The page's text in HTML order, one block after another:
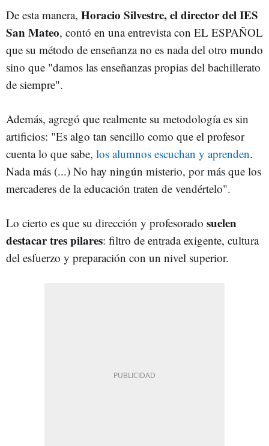
De esta manera, Horacio Silvestre, el director del IES
San Mateo, contó en una entrevista con EL ESPAÑOL
que su método de enseñanza no es nada del otro mundo
sino que "damos las enseñanzas propias del bachillerato
de siempre".
Además, agregó que realmente su metodología es sin
artificios: "Es algo tan sencillo como que el profesor
cuenta lo que sabe, los alumnos escuchan y aprenden.
Nada más (...) No hay ningún misterio, por más que los
mercaderes de la educación traten de vendértelo".
Lo cierto es que su dirección y profesorado suelen
destacar tres pilares: filtro de entrada exigente, cultura
del esfuerzo y preparación con un nivel superior.